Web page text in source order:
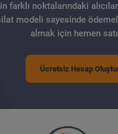
farklı noktalarındaki
modeli sayesinde
almak için hemen
Ücretsiz Hesap